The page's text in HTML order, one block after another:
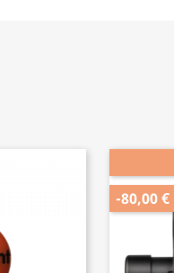
-80,00 €